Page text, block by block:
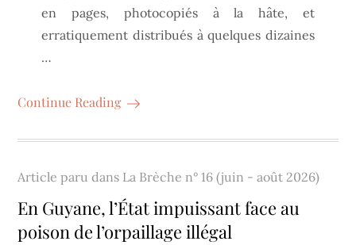
en pages, photocopiés à la hâte, et
erratiquement distribués à quelques dizaines
…
Continue Reading
Article paru dans La Brèche n° 16 (juin - août 2026)
En Guyane, l’État impuissant face au
poison de l’orpaillage illégal